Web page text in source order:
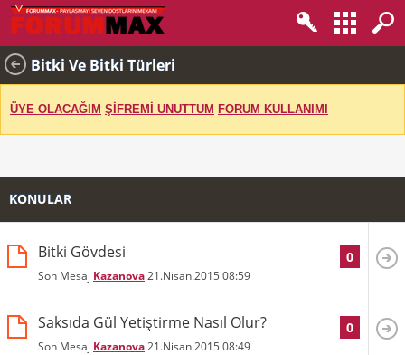
Bitki Ve Bitki Türleri
ÜYE OLACAĞIM ŞİFREMİ UNUTTUM FORUM KULLANIMI
KONULAR
Bitki Gövdesi
Son Mesaj Kazanova21.Nisan.2015 08:59
0
Saksıda Gül Yetiştirme Nasıl Olur?
Son Mesaj Kazanova21.Nisan.2015 08:49
0